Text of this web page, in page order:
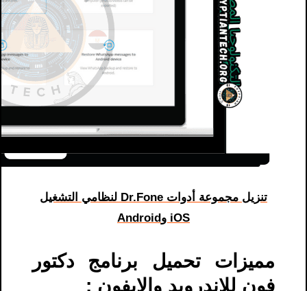
تنزيل مجموعة أدوات Dr.Fone لنظامي التشغيل
iOS وAndroid
مميزات تحميل برنامج دكتور
فون للاندرويد والايفون :